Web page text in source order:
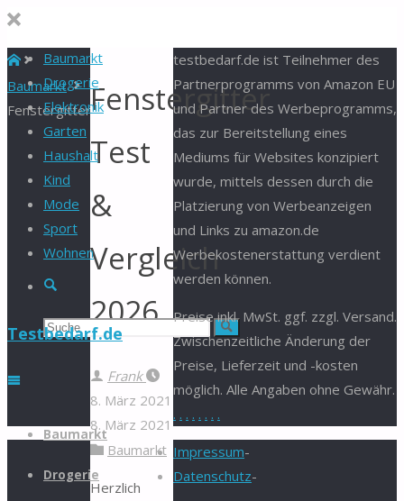
Baumarkt
Drogerie
Elektronik
Garten
Haushalt
Kind
Mode
Sport
Wohnen
Suche
Suchen Suche
Testbedarf.de
Zum
springen
Baumarkt
Drogerie
Start
Baumarkt
FenstergitterFenstergitter
Test
&
Vergleich
2026
Frank
8. März 2021
8. März 2021
Baumarkt
Herzlich
testbedarf.de ist Teilnehmer des
Partnerprogramms von Amazon EU
und Partner des Werbeprogramms,
das zur Bereitstellung eines
Mediums für Websites konzipiert
wurde, mittels dessen durch die
Platzierung von Werbeanzeigen
und Links zu amazon.de
Werbekostenerstattung verdient
werden können.
Preise inkl. MwSt. ggf. zzgl. Versand.
Zwischenzeitliche Änderung der
Preise, Lieferzeit und -kosten
möglich. Alle Angaben ohne Gewähr.
. . . . . . . .
Impressum-
Datenschutz-